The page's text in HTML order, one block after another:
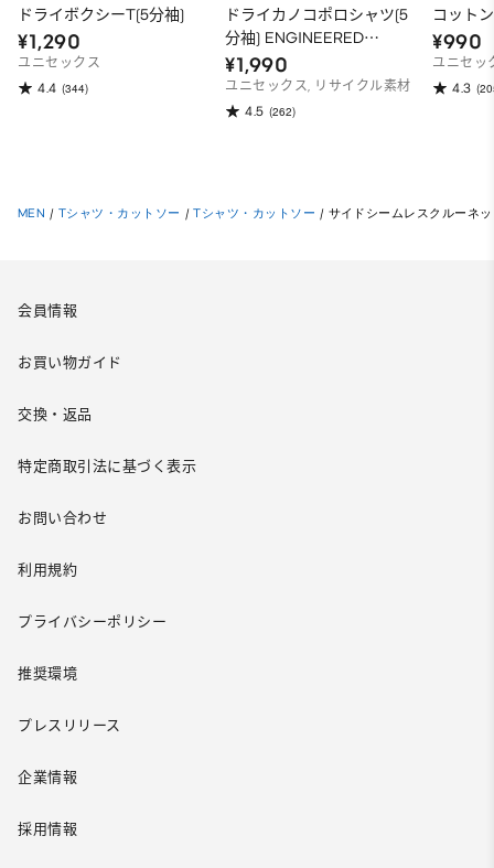
ドライボクシーT(5分袖)
¥1,290
ユニセックス
4.4 (344)
ドライカノコポロシャツ(5
分袖) ENGINEERED
GARMENTS
¥1,990
ユニセックス, リサイクル素材
4.5 (262)
コット
¥990
ユニセッ
4.3
MEN / Tシャツ・カットソー / Tシャツ・カットソー / サイドシームレスクルーネ
会員情報
お買い物ガイド
交換・返品
特定商取引法に基づく表示
お問い合わせ
利用規約
プライバシーポリシー
推奨環境
プレスリリース
企業情報
採用情報